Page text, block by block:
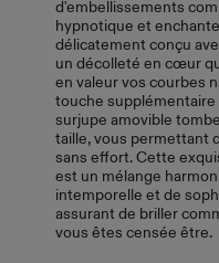
d'embellissements
hypnotique et
délicatement conçu
un décolleté en cœur
en valeur vos courbes
touche supplémentaire
surjupe amovible
taille, vous permettant
sans effort. Cette
est un mélange
intemporelle et de
assurant de briller
vous êtes censée être.